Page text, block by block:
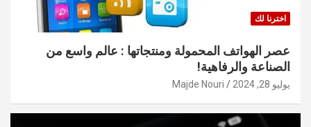
اخترنا لك
عصر الهواتف المحمولة ومنتجاتها : عالم واسع من
الصناعة والرفاهية!
يوليو 28, 2024 Majde Nouri